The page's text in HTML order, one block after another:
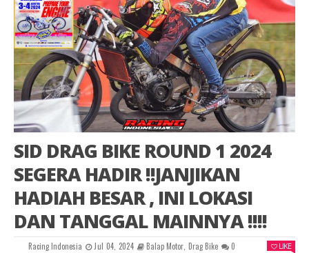
SID DRAG BIKE ROUND 1 2024
SEGERA HADIR !!JANJIKAN
HADIAH BESAR , INI LOKASI
DAN TANGGAL MAINNYA !!!!
Racing Indonesia Jul 04, 2024 Balap Motor, Drag Bike 0 LIKE